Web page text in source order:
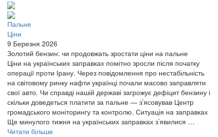
Пальне
Ціни
9 Березня 2026
Золотий бензин: чи продовжать зростати ціни на пальне
Ціни на українських заправках помітно зросли після початку
операції проти Ірану. Через повідомлення про нестабільність
на світовому ринку нафти українці почали масово заправляти
свої авто. Чи справді нашій державі загрожує дефіцит бензину і
скільки доведеться платити за пальне — з’ясовував Центр
громадського моніторингу та контролю. Ситуація на заправках
Ще минулого тижня на українських заправках з’явилися …
Читати більше